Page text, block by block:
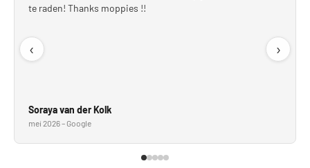
‹
te raden! Thanks moppies !!
Soraya van der Kolk
mei 2026 – Google
›